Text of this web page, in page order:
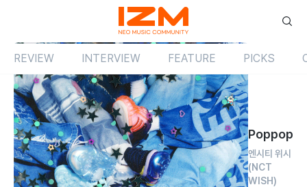
REVIEW INTERVIEW FEATURE PICKS
Review 앨범 국내
Poppop
엔시티 위시
(NCT
WISH)